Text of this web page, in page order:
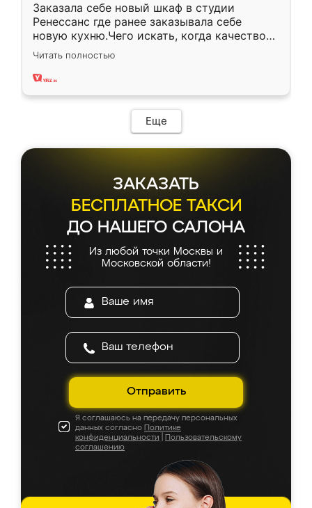
Заказала себе новый шкаф в студии
Ренессанс где ранее заказывала себе
новую кухню.Чего искать, когда качеством
вполне довольна. Служит кухня уже почти
два года, нареканий нет.
Читать полностью
Еще
ЗАКАЗАТЬ
БЕСПЛАТНОЕ ТАКСИ
ДО НАШЕГО САЛОНА
Из любой точки Москвы и
Московской области!
Отправить
Я соглашаюсь на передачу персональных
данных согласно Политике
конфиденциальности
Пользовательскому
соглашению